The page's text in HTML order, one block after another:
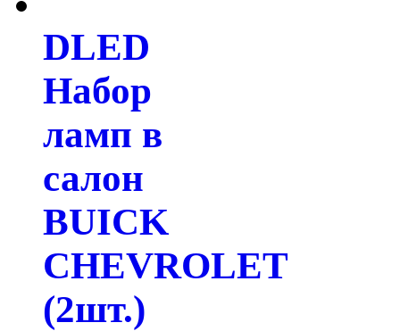
DLED
Набор
ламп в
салон
BUICK
CHEVROLET
(2шт.)